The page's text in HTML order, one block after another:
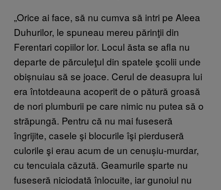
„Orice ai face, să nu cumva să intri pe Aleea
Duhurilor, le spuneau mereu părinţii din
Ferentari copiilor lor. Locul ăsta se afla nu
departe de părculeţul din spatele şcolii unde
obișnuiau să se joace. Cerul de deasupra lui
era întotdeauna acoperit de o pătură groasă
de nori plumburii pe care nimic nu putea să o
străpungă. Pentru că nu mai fuseseră
îngrijite, casele şi blocurile îşi pierduseră
culorile şi erau acum de un cenușiu-murdar,
cu tencuiala căzută. Geamurile sparte nu
fuseseră niciodată înlocuite, iar gunoiul nu